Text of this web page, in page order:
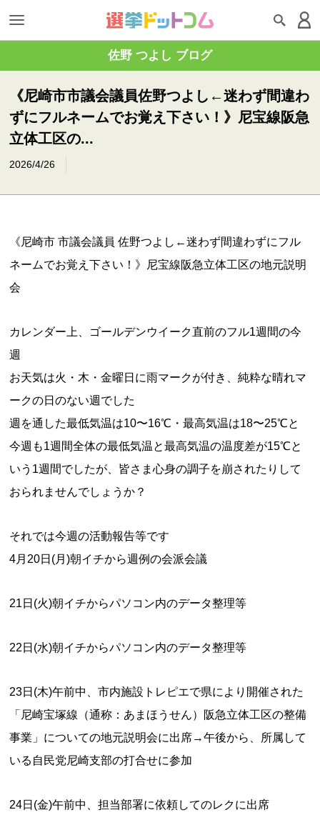
佐野 つよし ブログ
《尼崎市市議会議員佐野つよし←迷わず間違わ
ずにフルネームでお覚え下さい！》尼宝線阪急
立体工区の...
2026/4/26
《尼崎市 市議会議員 佐野つよし←迷わず間違わずにフル
ネームでお覚え下さい！》尼宝線阪急立体工区の地元説明
会
カレンダー上、ゴールデンウイーク直前のフル1週間の今
週
お天気は火・木・金曜日に雨マークが付き、純粋な晴れマ
ークの日のない週でした
週を通した最低気温は10〜16℃・最高気温は18〜25℃と
今週も1週間全体の最低気温と最高気温の温度差が15℃と
いう1週間でしたが、皆さま心身の調子を崩されたりして
おられませんでしょうか？
それでは今週の活動報告等です
4月20日(月)朝イチから週例の会派会議
21日(火)朝イチからパソコン内のデータ整理等
22日(水)朝イチからパソコン内のデータ整理等
23日(木)午前中、市内施設トレピエで県により開催された
「尼崎宝塚線（通称：あまほうせん）阪急立体工区の整備
事業」についての地元説明会に出席→午後から、所属して
いる自民党尼崎支部の打合せに参加
24日(金)午前中、担当部署に依頼してのレクに出席